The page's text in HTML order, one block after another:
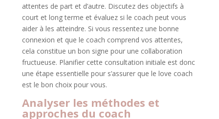
attentes de part et d’autre. Discutez des objectifs à
court et long terme et évaluez si le coach peut vous
aider à les atteindre. Si vous ressentez une bonne
connexion et que le coach comprend vos attentes,
cela constitue un bon signe pour une collaboration
fructueuse. Planifier cette consultation initiale est donc
une étape essentielle pour s’assurer que le love coach
est le bon choix pour vous.
Analyser les méthodes et
approches du coach